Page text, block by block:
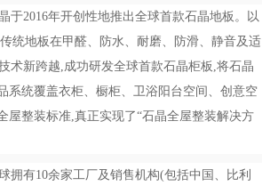
于2016年开创性地推出全球首款石晶地板。以
统地板在甲醛、防水、耐磨、防滑、静音及适
术新跨越,成功研发全球首款石晶柜板,将石晶
系统覆盖衣柜、橱柜、卫浴阳台空间、创意空
屋整装标准,真正实现了“石晶全屋整装解决方
拥有10余家工厂及销售机构(包括中国、比利